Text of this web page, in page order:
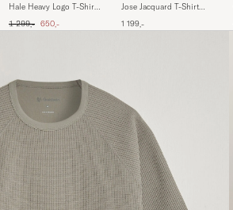
Hale Heavy Logo T-Shirt
Ordinær pris
1 299,- Nedsatt pris
650,-
Jose Jacquard T-Shirt
1 199,-